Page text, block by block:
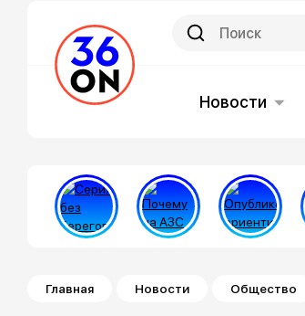
Новости
Строка навигации
Главная Новости Общество